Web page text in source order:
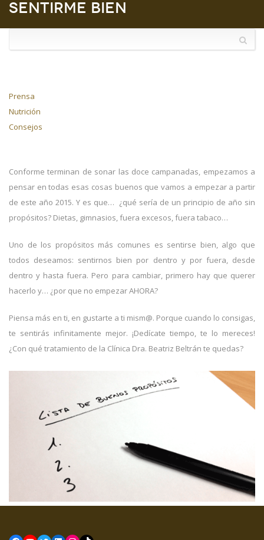
sentirme bien
Prensa
Nutrición
Consejos
Conforme terminan de sonar las doce campanadas, empezamos a
pensar en todas esas cosas buenos que vamos a empezar a partir
de este año 2015. Y es que… ¿qué sería de un principio de año sin
propósitos? Dietas, gimnasios, fuera excesos, fuera tabaco…
Uno de los propósitos más comunes es sentirse bien, algo que
todos deseamos: sentirnos bien por dentro y por fuera, desde
dentro y hasta fuera. Pero para cambiar, primero hay que querer
hacerlo y… ¿por que no empezar AHORA?
Piensa más en ti, en gustarte a ti mism@. Porque cuando lo consigas,
te sentirás infinitamente mejor. ¡Dedícate tiempo, te lo mereces!
¿Con qué tratamiento de la Clínica Dra. Beatriz Beltrán te quedas?